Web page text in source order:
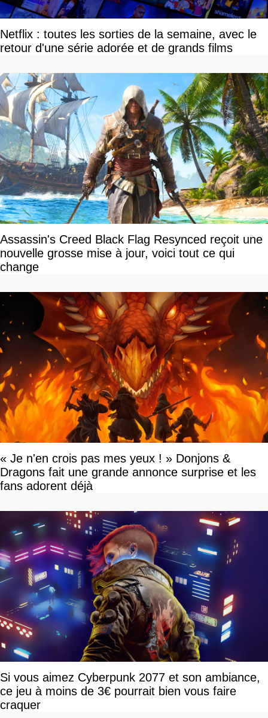
Netflix : toutes les sorties de la semaine, avec le
retour d'une série adorée et de grands films
Assassin's Creed Black Flag Resynced reçoit une
nouvelle grosse mise à jour, voici tout ce qui
change
« Je n'en crois pas mes yeux ! » Donjons &
Dragons fait une grande annonce surprise et les
fans adorent déjà
Si vous aimez Cyberpunk 2077 et son ambiance,
ce jeu à moins de 3€ pourrait bien vous faire
craquer